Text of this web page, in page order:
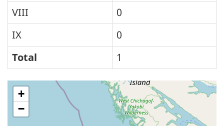
VIII
0
IX
0
Total
1
+
−